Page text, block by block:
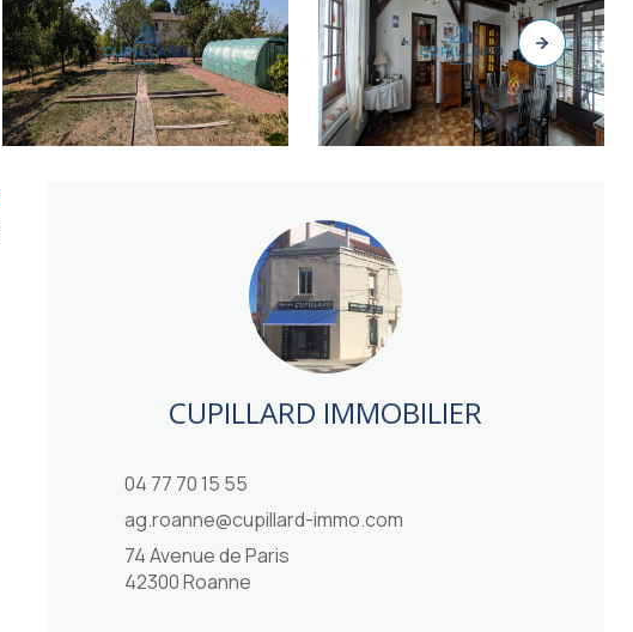
CUPILLARD IMMOBILIER
04 77 70 15 55
ag.roanne@cupillard-immo.com
74 Avenue de Paris
42300 Roanne